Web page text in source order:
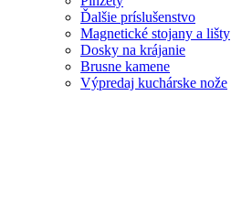
Ďalšie príslušenstvo
Magnetické stojany a lišty
Dosky na krájanie
Brusne kamene
Výpredaj kuchárske nože